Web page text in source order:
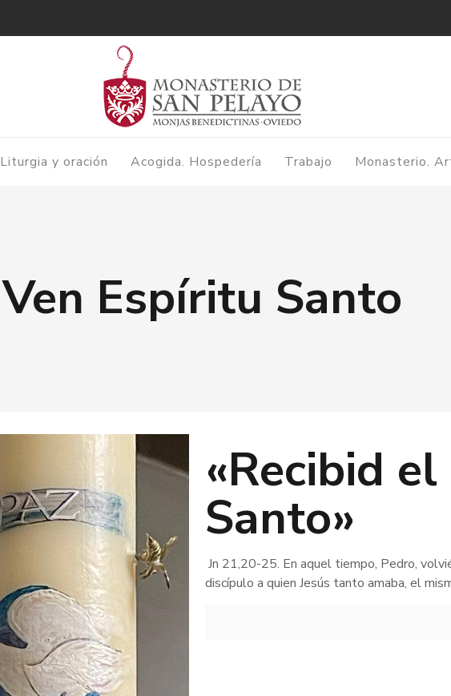
Liturgia y oración Acogida. Hospedería Trabajo Monasterio.
Ven Espíritu Santo
«Recibid
Santo»
Jn 21,20-25. En aquel tiempo, Pedro,
discípulo a quien Jesús tanto amaba, el